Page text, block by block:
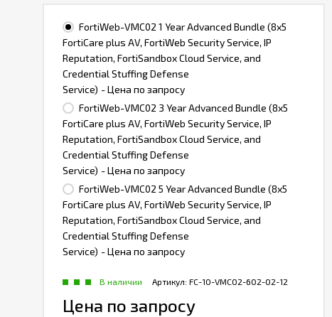
FortiWeb-VMC02 1 Year Advanced Bundle (8x5
FortiCare plus AV, FortiWeb Security Service, IP
Reputation, FortiSandbox Cloud Service, and
Credential Stuffing Defense
Service) - Цена по запросу
FortiWeb-VMC02 3 Year Advanced Bundle (8x5
FortiCare plus AV, FortiWeb Security Service, IP
Reputation, FortiSandbox Cloud Service, and
Credential Stuffing Defense
Service) - Цена по запросу
FortiWeb-VMC02 5 Year Advanced Bundle (8x5
FortiCare plus AV, FortiWeb Security Service, IP
Reputation, FortiSandbox Cloud Service, and
Credential Stuffing Defense
Service) - Цена по запросу
Артикул: FC-10-VMC02-602-02-12
В наличии
Цена по запросу